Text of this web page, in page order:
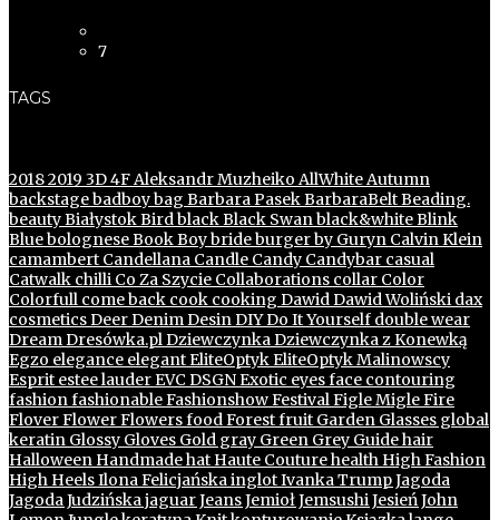
7
TAGS
20182019 3D4FAleksandr Muzheiko AllWhiteAutumn
backstagebadboybag Barbara PasekBarbaraBeltBeading.
beautyBiałystokBirdblackBlack Swanblack&whiteBlink
BluebologneseBookBoybrideburgerby Guryn Calvin Klein
camambert Candellana Candle Candy Candybar casual
Catwalk chilli Co Za Szycie Collaborations collar Color
Colorfull come back cook cooking DawidDawid Woliński dax
cosmeticsDeerDenimDesinDIYDo It Yourself double wear
DreamDresówka.plDziewczynkaDziewczynka z Konewką
Egzo elegance elegantEliteOptykEliteOptyk Malinowscy
Esprit estee lauderEVC DSGNExotic eyesface contouring
fashionfashionableFashionshowFestivalFigle MigleFire
FloverFlowerFlowersfoodForestfruit Garden Glasses global
keratin Glossy Gloves Gold gray Green Grey Guidehair
Halloween Handmadehat Haute Couturehealth High Fashion
High HeelsIlona FelicjańskainglotIvanka TrumpJagoda
Jagoda JudzińskajaguarJeansJemiołJemsushiJesieńJohn